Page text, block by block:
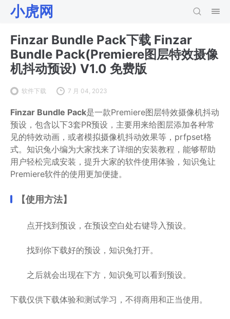
小虎网
Finzar Bundle Pack下载 Finzar
Bundle Pack(Premiere图层特效摄像
机抖动预设) V1.0 免费版
软件下载 7 月 04, 2023
Finzar Bundle Pack是一款Premiere图层特效摄像机抖动
预设，包含以下3套PR预设，主要用来给图层添加各种常
见的特效动画，或者模拟摄像机抖动效果等，prfpset格
式。知识兔小编为大家找来了详细的安装教程，能够帮助
用户轻松完成安装，提升大家的软件使用体验，知识兔让
Premiere软件的使用更加便捷。
【使用方法】
点开找到预设，在预设空白处右键导入预设。
找到你下载好的预设，知识兔打开。
之后就会出现在下方，知识兔可以看到预设。
下载仅供下载体验和测试学习，不得商用和正当使用。